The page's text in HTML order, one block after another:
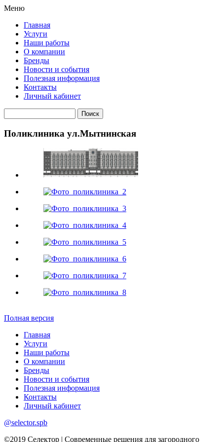
Меню
Главная
Услуги
Наши работы
О компании
Бренды
Новости и события
Полезная информация
Контакты
Личный кабинет
Поликлиника ул.Мытнинская
Полная версия
Главная
Услуги
Наши работы
О компании
Бренды
Новости и события
Полезная информация
Контакты
Личный кабинет
@selector.spb
©2019 Селектор | Современные решения для загородного